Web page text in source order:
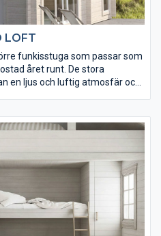
LOFT
funkisstuga som passar som
året runt. De stora
en ljus och luftig atmosfär och
vi erbjuda många tillval och
som känns bäst. Komplettera
Gellas funkisbastu.